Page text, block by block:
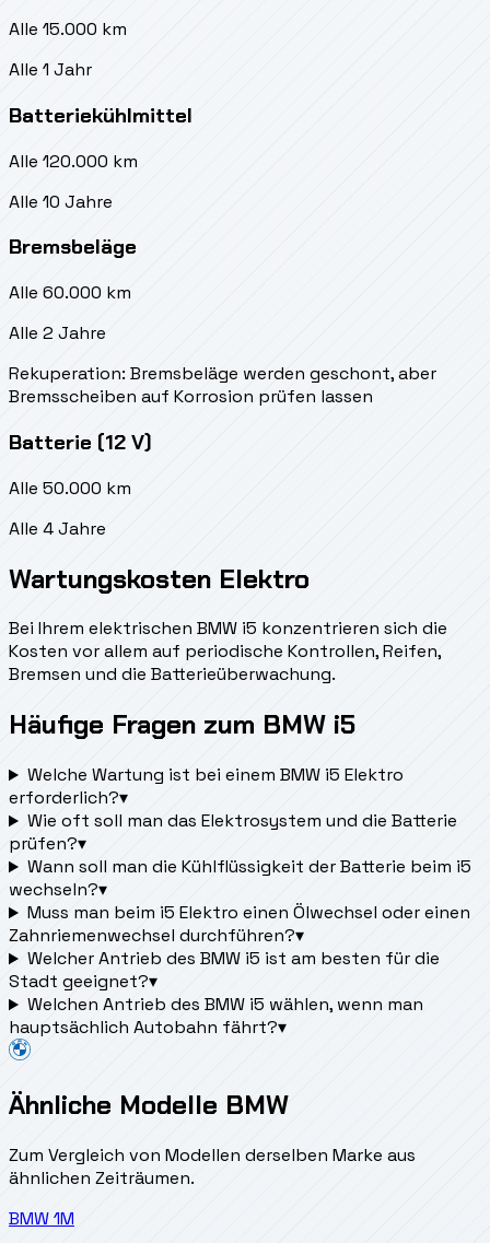
Alle 15.000 km
Alle 1 Jahr
Batteriekühlmittel
Alle 120.000 km
Alle 10 Jahre
Bremsbeläge
Alle 60.000 km
Alle 2 Jahre
Rekuperation: Bremsbeläge werden geschont, aber
Bremsscheiben auf Korrosion prüfen lassen
Batterie (12 V)
Alle 50.000 km
Alle 4 Jahre
Wartungskosten Elektro
Bei Ihrem elektrischen BMW i5 konzentrieren sich die
Kosten vor allem auf periodische Kontrollen, Reifen,
Bremsen und die Batterieüberwachung.
Häufige Fragen zum BMW i5
Welche Wartung ist bei einem BMW i5 Elektro
erforderlich?▾
Wie oft soll man das Elektrosystem und die Batterie
prüfen?▾
Wann soll man die Kühlflüssigkeit der Batterie beim i5
wechseln?▾
Muss man beim i5 Elektro einen Ölwechsel oder einen
Zahnriemenwechsel durchführen?▾
Welcher Antrieb des BMW i5 ist am besten für die
Stadt geeignet?▾
Welchen Antrieb des BMW i5 wählen, wenn man
hauptsächlich Autobahn fährt?▾
Ähnliche Modelle BMW
Zum Vergleich von Modellen derselben Marke aus
ähnlichen Zeiträumen.
BMW1M